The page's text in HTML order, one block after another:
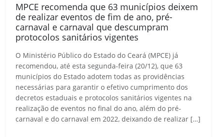
MPCE recomenda que 63 municípios deixem
de realizar eventos de fim de ano, pré-
carnaval e carnaval que descumpram
protocolos sanitários vigentes
O Ministério Público do Estado do Ceará (MPCE) já
recomendou, até esta segunda-feira (20/12), que 63
municípios do Estado adotem todas as providências
necessárias para garantir o efetivo cumprimento dos
decretos estaduais e protocolos sanitários vigentes na
realização de eventos no final do ano, além do pré-
carnaval e do carnaval em 2022, deixando de realizar […]